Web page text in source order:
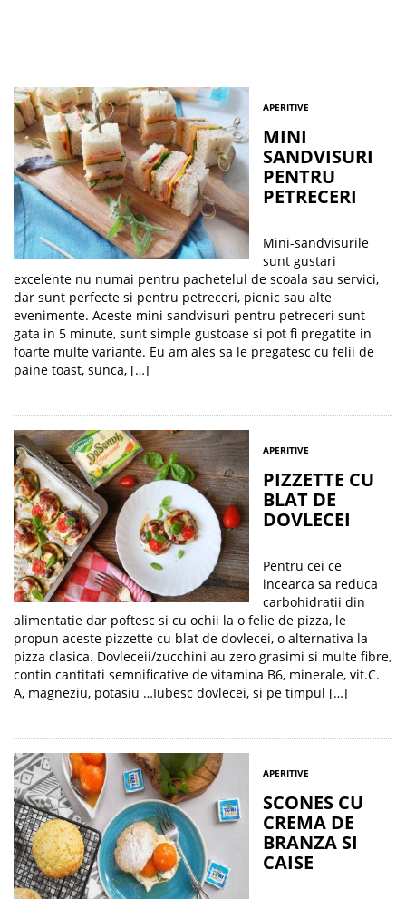
APERITIVE
MINI
SANDVISURI
PENTRU
PETRECERI
Mini-sandvisurile
sunt gustari
excelente nu numai pentru pachetelul de scoala sau servici,
dar sunt perfecte si pentru petreceri, picnic sau alte
evenimente. Aceste mini sandvisuri pentru petreceri sunt
gata in 5 minute, sunt simple gustoase si pot fi pregatite in
foarte multe variante. Eu am ales sa le pregatesc cu felii de
paine toast, sunca, […]
APERITIVE
PIZZETTE CU
BLAT DE
DOVLECEI
Pentru cei ce
incearca sa reduca
carbohidratii din
alimentatie dar poftesc si cu ochii la o felie de pizza, le
propun aceste pizzette cu blat de dovlecei, o alternativa la
pizza clasica. Dovleceii/zucchini au zero grasimi si multe fibre,
contin cantitati semnificative de vitamina B6, minerale, vit.C.
A, magneziu, potasiu …Iubesc dovlecei, si pe timpul […]
APERITIVE
SCONES CU
CREMA DE
BRANZA SI
CAISE